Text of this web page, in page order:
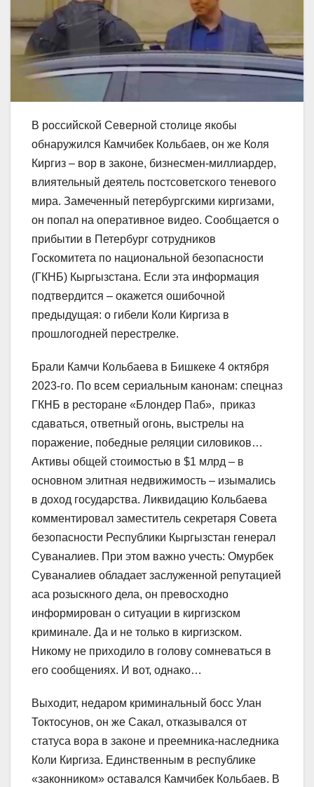
В российской Северной столице якобы
обнаружился Камчибек Кольбаев, он же Коля
Киргиз – вор в законе, бизнесмен-миллиардер,
влиятельный деятель постсоветского теневого
мира. Замеченный петербургскими киргизами,
он попал на оперативное видео. Сообщается о
прибытии в Петербург сотрудников
Госкомитета по национальной безопасности
(ГКНБ) Кыргызстана. Если эта информация
подтвердится – окажется ошибочной
предыдущая: о гибели Коли Киргиза в
прошлогодней перестрелке.
Брали Камчи Кольбаева в Бишкеке 4 октября
2023-го. По всем сериальным канонам: спецназ
ГКНБ в ресторане «Блондер Паб», приказ
сдаваться, ответный огонь, выстрелы на
поражение, победные реляции силовиков…
Активы общей стоимостью в $1 млрд – в
основном элитная недвижимость – изымались
в доход государства. Ликвидацию Кольбаева
комментировал заместитель секретаря Совета
безопасности Республики Кыргызстан генерал
Суваналиев. При этом важно учесть: Омурбек
Суваналиев обладает заслуженной репутацией
аса розыскного дела, он превосходно
информирован о ситуации в киргизском
криминале. Да и не только в киргизском.
Никому не приходило в голову сомневаться в
его сообщениях. И вот, однако…
Выходит, недаром криминальный босс Улан
Токтосунов, он же Сакал, отказывался от
статуса вора в законе и преемника-наследника
Коли Киргиза. Единственным в республике
«законником» оставался Камчибек Кольбаев. В